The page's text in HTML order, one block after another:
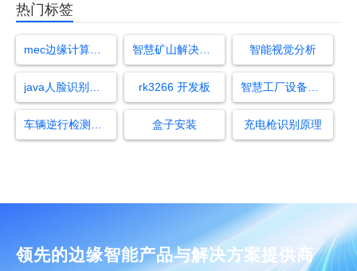
热门标签
智慧矿山解决方案 智能视觉分析
rk3266 开发板
盒子安装 充电枪识别原理
领先的边缘智能产品与解决方案提供商